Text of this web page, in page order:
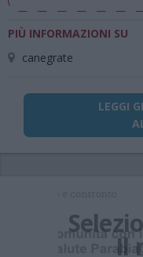
PIÙ INFORMAZIONI SU
canegrate
LEGGI
Il